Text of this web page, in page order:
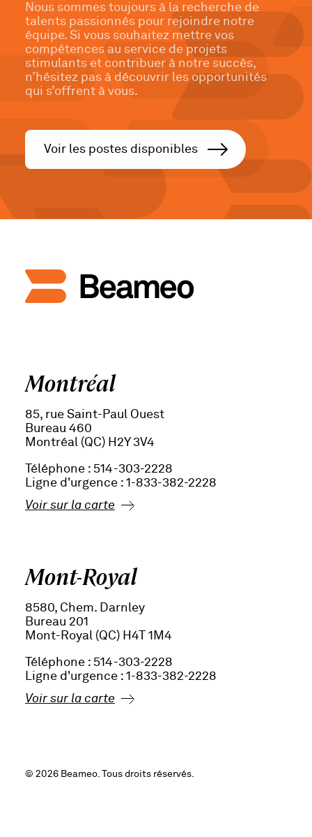
Nous sommes toujours à la recherche de
talents passionnés pour rejoindre notre
équipe. Si vous souhaitez mettre vos
compétences au service de projets
stimulants et contribuer à notre succès,
n’hésitez pas à découvrir les opportunités
qui s’offrent à vous.
Voir les postes disponibles
Montréal
85, rue Saint-Paul Ouest
Bureau 460
Montréal (QC) H2Y 3V4
Téléphone : 514-303-2228
Ligne d'urgence : 1-833-382-2228
Voir sur la carte
Mont-Royal
8580, Chem. Darnley
Bureau 201
Mont-Royal (QC) H4T 1M4
Téléphone : 514-303-2228
Ligne d'urgence : 1-833-382-2228
Voir sur la carte
© 2026 Beameo. Tous droits réservés.